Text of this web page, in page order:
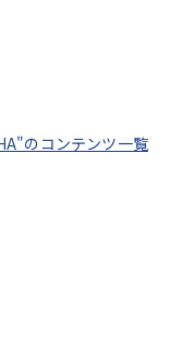
のコンテンツ一覧